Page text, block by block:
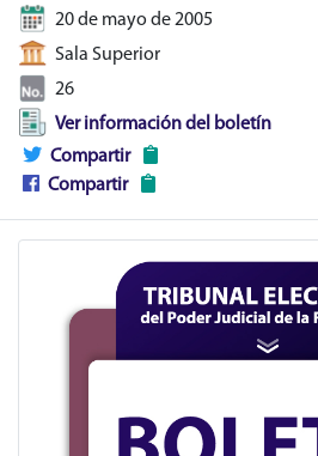
20 de mayo de 2005
Sala Superior
26
Ver información del boletín
Compartir
Compartir